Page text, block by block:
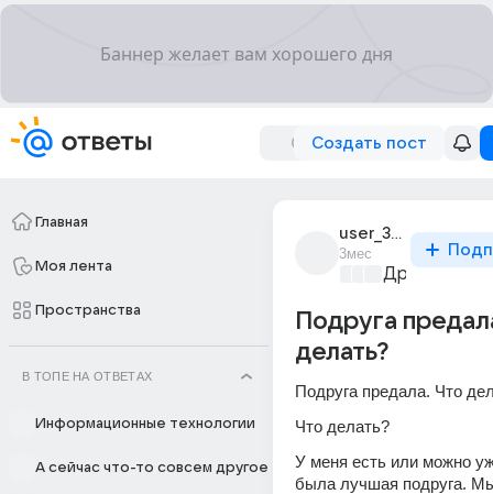
Создать пост
Главная
Моя лента
Пространства
В ТОПЕ НА ОТВЕТАХ
Информационные технологии
А сейчас что-то совсем другое
user_314438700
3мес
Дружба на
Подруга
делать?
Подруга предала. Что
Что делать?
У меня есть или можно
была лучшая подруга.